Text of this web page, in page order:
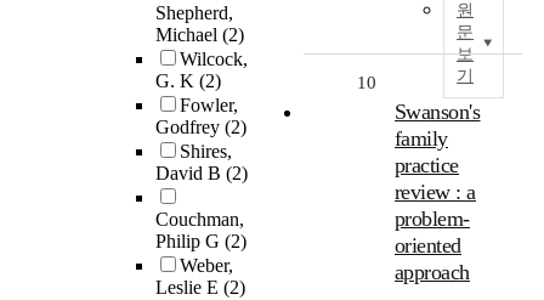
Shepherd,
Michael (2)
Wilcock,
G. K (2)
Fowler,
Godfrey (2)
Shires,
David B (2)
Couchman,
Philip G (2)
Weber,
Leslie E (2)
원
문
보
기
10
Swanson's
family
practice
review : a
problem-
oriented
approach